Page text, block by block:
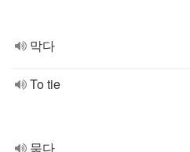
막다
To tie
묶다